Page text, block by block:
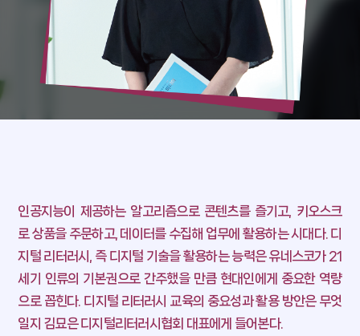
일터애(愛)서
내일, 매일
기자단이 간다
Wave
내일, 플레이스
트렌드 프리뷰
MOEL 뉴스
인공지능이 제공하는 알고리즘으로 콘텐츠를 즐기고, 키오스크
로 상품을 주문하고, 데이터를 수집해 업무에 활용하는 시대다. 디
지털 리터러시, 즉 디지털 기술을 활용하는 능력은 유네스코가 21
세기 인류의 기본권으로 간주했을 만큼 현대인에게 중요한 역량
으로 꼽힌다. 디지털 리터러시 교육의 중요성과 활용 방안은 무엇
일지 김묘은 디지털리터러시협회 대표에게 들어본다.